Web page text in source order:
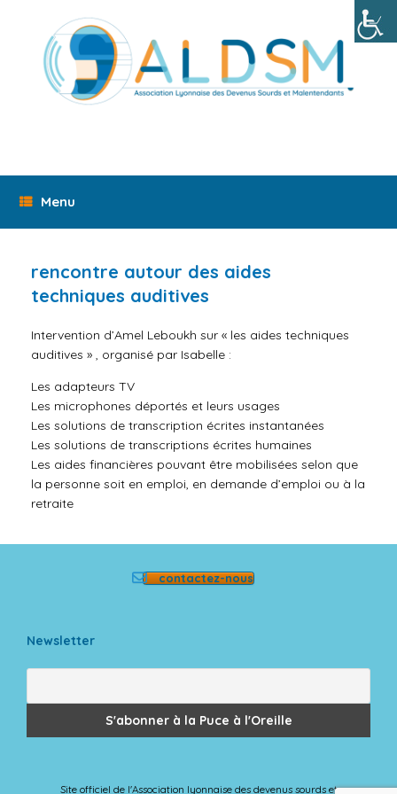
Menu
rencontre autour des aides
techniques auditives
Intervention d’Amel Leboukh sur « les aides techniques
auditives » , organisé par Isabelle :
Les adapteurs TV
Les microphones déportés et leurs usages
Les solutions de transcription écrites instantanées
Les solutions de transcriptions écrites humaines
Les aides financières pouvant être mobilisées selon que
la personne soit en emploi, en demande d’emploi ou à la
retraite
contactez-nous
Newsletter
Site officiel de l'Association lyonnaise des devenus sourds et